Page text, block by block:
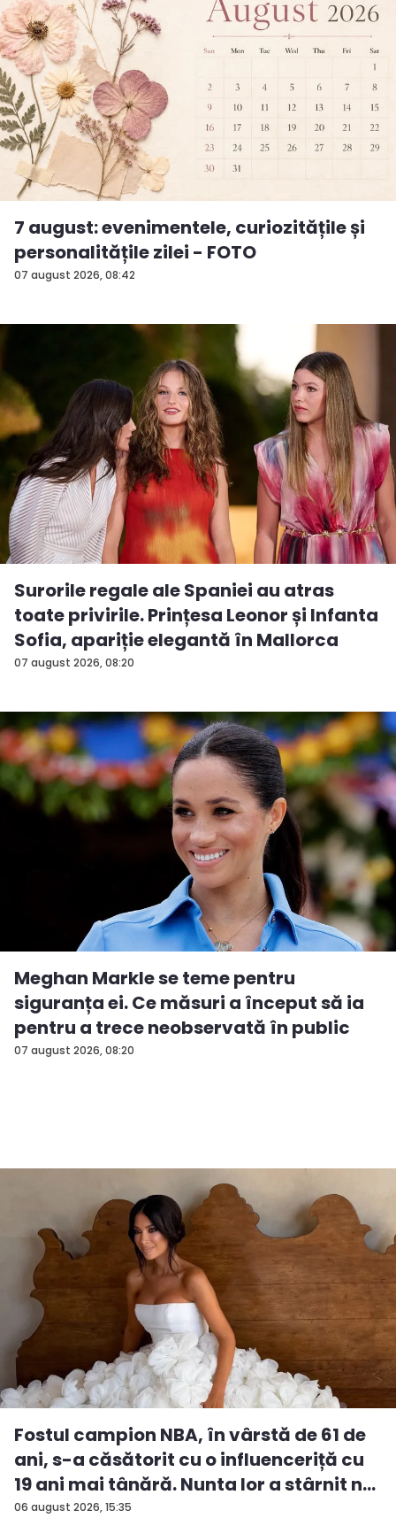
07 august 2026, 08:42
7 august: evenimentele, curiozitățile și
personalitățile zilei - FOTO
07 august 2026, 08:20
Surorile regale ale Spaniei au atras
toate privirile. Prințesa Leonor și Infanta
Sofia, apariție elegantă în Mallorca
07 august 2026, 08:20
Meghan Markle se teme pentru
siguranța ei. Ce măsuri a început să ia
pentru a trece neobservată în public
06 august 2026, 15:35
Fostul campion NBA, în vârstă de 61 de
ani, s-a căsătorit cu o influenceriță cu
19 ani mai tânără. Nunta lor a stârnit n...